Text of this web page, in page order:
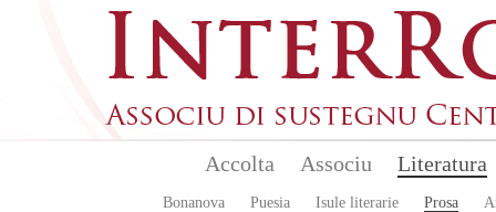
Accolta Associu Literatura
Bonanova Puesia Isule literarie Prosa